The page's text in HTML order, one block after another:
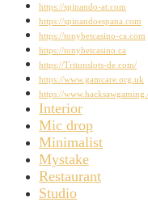
https://spinando-at.com
https://spinandoespana.com
https://tonybetcasino-ca.com
https://tonybetcasino.ca
https://Tritonslots-de.com/
https://www.gamcare.org.uk
https://
Interior
Mic drop
Minimalist
Mystake
Restaurant
Studio